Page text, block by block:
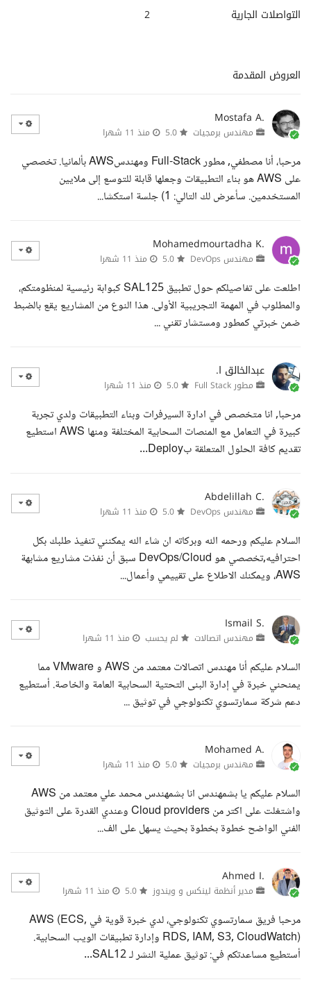
التواصلات الجارية
2
العروض المقدمة
Mostafa A.
مهندس برمجيات منذ 11 شهرا
مرحبا، أنا مصطفي, مطور Full-Stack ومهندسAWS بألمانيا. تخصصي
على AWS هو بناء التطبيقات وجعلها قابلة للتوسع إلى ملايين
المستخدمين. سأعرض لك التالي: 1) جلسة استكشا...
Mohamedmourtadha K.
مهندس DevOps منذ 11 شهرا
اطلعت على تفاصيلكم حول تطبيق SAL125 كبوابة رئيسية لمنظومتكم،
والمطلوب في المهمة التجريبية الأولى. هذا النوع من المشاريع يقع بالضبط
ضمن خبرتي كمطور ومستشار تقني ...
عبدالخالق ا.
مطور Full Stack منذ 11 شهرا
مرحبا, انا متخصص في ادارة السيرفرات وبناء التطبيقات ولدي تجربة
كبيرة في التعامل مع المنصات السحابية المختلفة ومنها AWS استطيع
تقديم كافة الحلول المتعلقة بDeploy...
Abdelillah C.
مهندس DevOps منذ 11 شهرا
السلام عليكم ورحمه الله وبركاته ان شاء الله يمكنني تنفيذ طلبك بكل
احترافيه,تخصصي هو DevOps/Cloud سبق أن نفذت مشاريع مشابهة
AWS، ويمكنك الاطلاع على تقييمي وأعمال...
Ismail S.
مهندس اتصالات لم يحسب منذ 11 شهرا
السلام عليكم أنا مهندس اتصالات معتمد من AWS و VMware مما
يمنحني خبرة في إدارة البنى التحتية السحابية العامة والخاصة. أستطيع
دعم شركة سمارتسوي تكنولوجي في توثيق ...
Mohamed A.
مهندس برمجيات منذ 11 شهرا
السلام عليكم يا بشمهندس انا بشمهندس محمد علي معتمد من AWS
واشتغلت على اكتر من Cloud providers وعندي القدرة على التوثيق
الفني الواضح خطوة بخطوة بحيث يسهل على الف...
Ahmed I.
مدير أنظمة لينكس و ويندوز منذ 11 شهرا
مرحبا فريق سمارتسوي تكنولوجي، لدي خبرة قوية في AWS (ECS,
RDS, IAM, S3, CloudWatch) وإدارة تطبيقات الويب السحابية.
أستطيع مساعدتكم في: توثيق عملية النشر لـ SAL12...